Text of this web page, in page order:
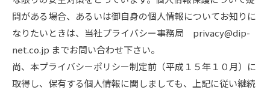
問がある場合、あるいは御自身の個人情報についてお知りに
なりたいときは、当社プライバシー事務局 privacy@dip-
net.co.jp までお問い合わせ下さい。
尚、本プライバシーポリシー制定前（平成１５年１０月）に
取得し、保有する個人情報に関しましても、上記に従い継続